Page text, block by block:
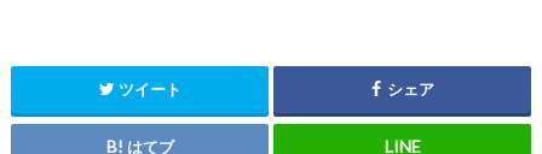
ツイート シェア
はてブ